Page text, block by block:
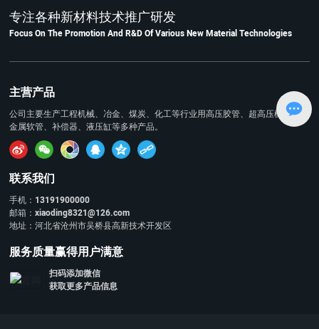
专注各种新材料技术推广研发
Focus On The Promotion And R&D Of Various New Material Technologies
主营产品
公司主要生产工程机械、冶金、煤炭、化工等行业用高压胶管、超高压橡胶管、
金属软管、补偿器、液压缸等多种产品。
联系我们
手机： 13191900000
邮箱：xiaoding8321@126.com
地址：河北省沧州市吴桥县高新技术开发区
服务质量赢得用户满意
扫码添加微信
获取更多产品信息